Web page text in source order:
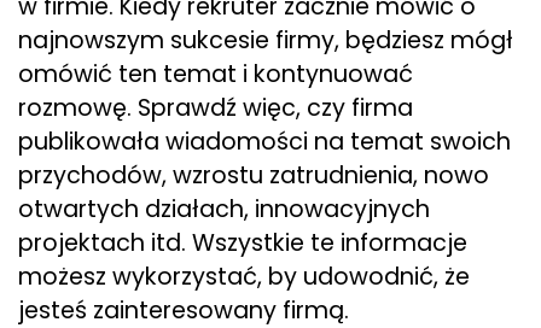
w firmie. Kiedy rekruter zacznie mówić o
najnowszym sukcesie firmy, będziesz mógł
omówić ten temat i kontynuować
rozmowę. Sprawdź więc, czy firma
publikowała wiadomości na temat swoich
przychodów, wzrostu zatrudnienia, nowo
otwartych działach, innowacyjnych
projektach itd. Wszystkie te informacje
możesz wykorzystać, by udowodnić, że
jesteś zainteresowany firmą.